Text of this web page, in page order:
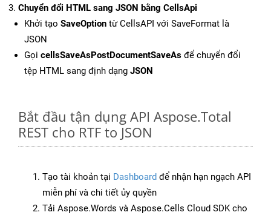
Chuyển đổi HTML sang JSON bằng CellsApi
Khởi tạo SaveOption từ CellsAPI với SaveFormat là
JSON
Gọi cellsSaveAsPostDocumentSaveAs để chuyển đổi
tệp HTML sang định dạng JSON
Bắt đầu tận dụng API Aspose.Total
REST cho RTF to JSON
Tạo tài khoản tại Dashboard để nhận hạn ngạch API
miễn phí và chi tiết ủy quyền
Tải Aspose.Words và Aspose.Cells Cloud SDK cho